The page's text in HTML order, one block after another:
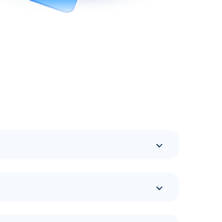
подробнее описаны на официальном сайте